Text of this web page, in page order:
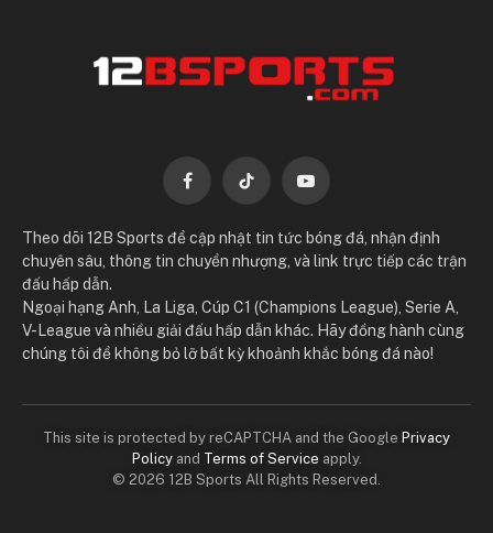
FacebookTikTok YouTube
Theo dõi 12B Sports để cập nhật tin tức bóng đá, nhận định
chuyên sâu, thông tin chuyển nhượng, và link trực tiếp các trận
đấu hấp dẫn.
Ngoại hạng Anh, La Liga, Cúp C1 (Champions League), Serie A,
V-League và nhiều giải đấu hấp dẫn khác. Hãy đồng hành cùng
chúng tôi để không bỏ lỡ bất kỳ khoảnh khắc bóng đá nào!
This site is protected by reCAPTCHA and the Google Privacy
Policyand Terms of Service apply.
© 2026 12B Sports All Rights Reserved.